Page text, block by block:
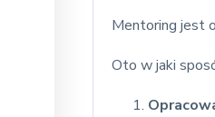
Mentoring jest
Oto w jaki